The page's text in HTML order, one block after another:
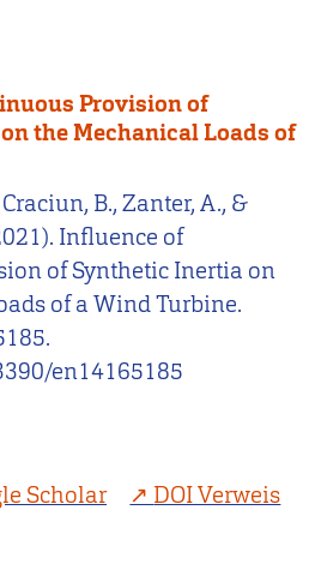
Provision of
the Mechanical Loads of
B., Zanter, A., &
Influence of
of Synthetic Inertia on
of a Wind Turbine.
en14165185
Scholar
DOI Verweis